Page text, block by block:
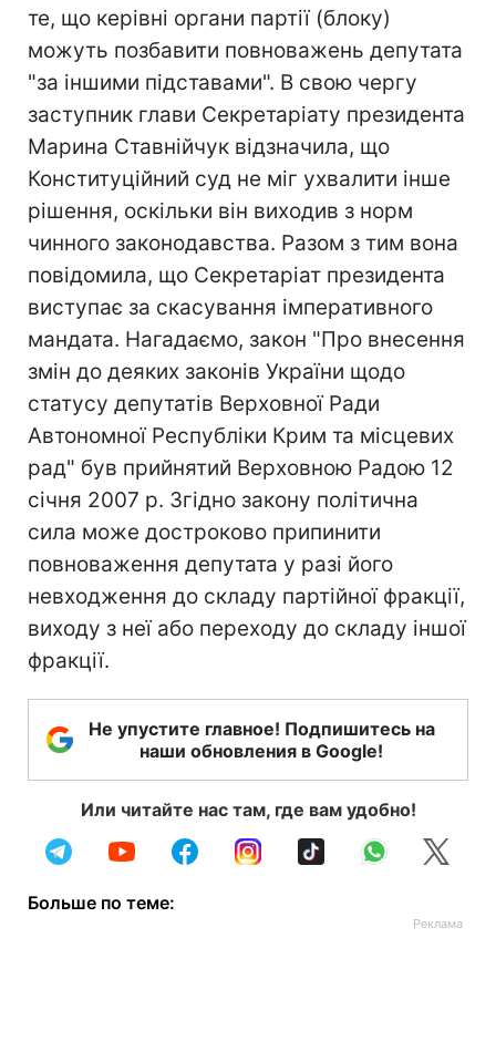
те, що керівні органи партії (блоку)
можуть позбавити повноважень депутата
"за іншими підставами". В свою чергу
заступник глави Секретаріату президента
Марина Ставнійчук відзначила, що
Конституційний суд не міг ухвалити інше
рішення, оскільки він виходив з норм
чинного законодавства. Разом з тим вона
повідомила, що Секретаріат президента
виступає за скасування імперативного
мандата. Нагадаємо, закон "Про внесення
змін до деяких законів України щодо
статусу депутатів Верховної Ради
Автономної Республіки Крим та місцевих
рад" був прийнятий Верховною Радою 12
січня 2007 р. Згідно закону політична
сила може достроково припинити
повноваження депутата у разі його
невходження до складу партійної фракції,
виходу з неї або переходу до складу іншої
фракції.
Не упустите главное! Подпишитесь на
наши обновления в Google!
Или читайте нас там, где вам удобно!
Больше по теме: